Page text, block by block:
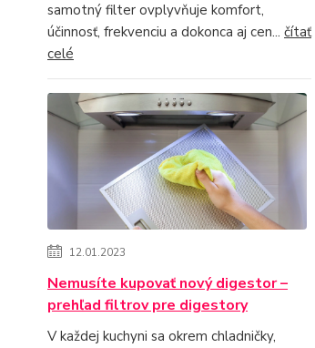
samotný filter ovplyvňuje komfort,
účinnosť, frekvenciu a dokonca aj cen... čítať
celé
12.01.2023
Nemusíte kupovať nový digestor –
prehľad filtrov pre digestory
V každej kuchyni sa okrem chladničky,